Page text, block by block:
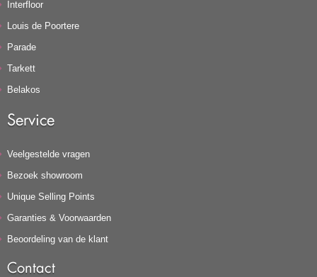
Interfloor
Louis de Poortere
Parade
Tarkett
Belakos
Service
Veelgestelde vragen
Bezoek showroom
Unique Selling Points
Garanties & Voorwaarden
Beoordeling van de klant
Contact